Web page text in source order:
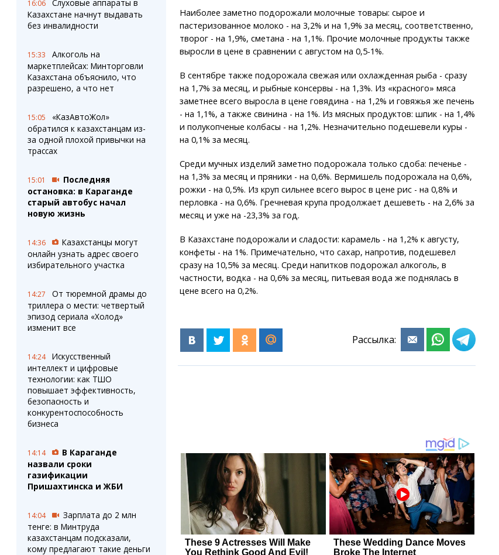
16:06
Слуховые аппараты в
Казахстане начнут выдавать
без инвалидности
15:33
Алкоголь на
маркетплейсах: Минторговли
Казахстана объяснило, что
разрешено, а что нет
15:05
«КазАвтоЖол»
обратился к казахстанцам из-
за одной плохой привычки на
трассах
15:01
Последняя
остановка: в Караганде
старый автобус начал
новую жизнь
14:36
Казахстанцы могут
онлайн узнать адрес своего
избирательного участка
14:27
От тюремной драмы до
триллера о мести: четвертый
эпизод сериала «Холод»
изменит все
14:24
Искусственный
интеллект и цифровые
технологии: как ТШО
повышает эффективность,
безопасность и
конкурентоспособность
бизнеса
14:14
В Караганде
назвали сроки
газификации
Пришахтинска и ЖБИ
14:04
Зарплата до 2 млн
тенге: в Минтруда
казахстанцам подсказали,
кому предлагают такие деньги
Наиболее заметно подорожали молочные товары: сырое и
пастеризованное молоко - на 3,2% и на 1,9% за месяц, соответственно,
творог - на 1,9%, сметана - на 1,1%. Прочие молочные продукты также
выросли в цене в сравнении с августом на 0,5-1%.
В сентябре также подорожала свежая или охлажденная рыба - сразу
на 1,7% за месяц, и рыбные консервы - на 1,3%. Из «красного» мяса
заметнее всего выросла в цене говядина - на 1,2% и говяжья же печень
- на 1,1%, а также свинина - на 1%. Из мясных продуктов: шпик - на 1,4%
и полукопченые колбасы - на 1,2%. Незначительно подешевели куры -
на 0,1% за месяц.
Среди мучных изделий заметно подорожала только сдоба: печенье -
на 1,3% за месяц и пряники - на 0,6%. Вермишель подорожала на 0,6%,
рожки - на 0,5%. Из круп сильнее всего вырос в цене рис - на 0,8% и
перловка - на 0,6%. Гречневая крупа продолжает дешеветь - на 2,6% за
месяц и уже на -23,3% за год.
В Казахстане подорожали и сладости: карамель - на 1,2% к августу,
конфеты - на 1%. Примечательно, что сахар, напротив, подешевел
сразу на 10,5% за месяц. Среди напитков подорожал алкоголь, в
частности, водка - на 0,6% за месяц, питьевая вода же поднялась в
цене всего на 0,2%.
Рассылка: